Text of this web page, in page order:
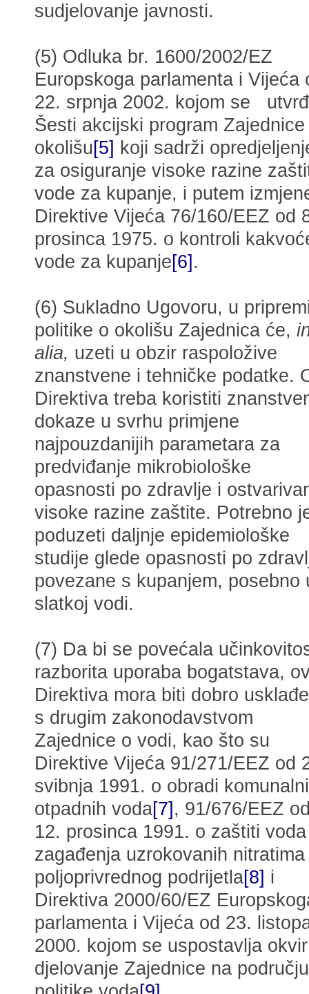
sudjelovanje javnosti.
(5) Odluka br. 1600/2002/EZ
Europskoga parlamenta i Vijeća
22. srpnja 2002. kojom se
Šesti akcijski program Zajednice
okolišu[5] koji sadrži
za osiguranje visoke razine
vode za kupanje, i putem
Direktive Vijeća 76/160/EEZ od
prosinca 1975. o kontroli
vode za kupanje[6] .
(6) Sukladno Ugovoru, u
politike o okolišu Zajednica će,
alia, uzeti u obzir raspoložive
znanstvene i tehničke podatke.
Direktiva treba koristiti
dokaze u svrhu primjene
najpouzdanijih parametara za
predviđanje mikrobiološke
opasnosti po zdravlje i
visoke razine zaštite. Potrebno
poduzeti daljnje epidemiološke
studije glede opasnosti po
povezane s kupanjem, posebno
slatkoj vodi.
(7) Da bi se povećala
razborita uporaba bogatstava,
Direktiva mora biti dobro
s drugim zakonodavstvom
Zajednice o vodi, kao što su
Direktive Vijeća 91/271/EEZ od
svibnja 1991. o obradi
otpadnih voda[7] , 91/676/EEZ
12. prosinca 1991. o zaštiti
zagađenja uzrokovanih nitratima
poljoprivrednog podrijetla[8] i
Direktiva 2000/60/EZ
parlamenta i Vijeća od 23.
2000. kojom se uspostavlja
djelovanje Zajednice na području